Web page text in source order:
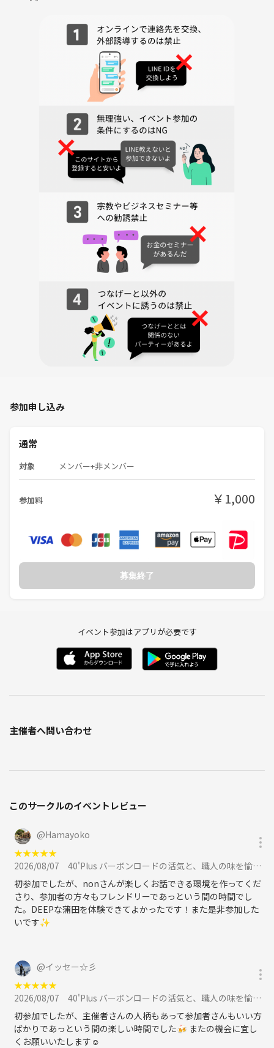
混雑状況を見ながら、皆さんで相談して決めましょう♪
参考までに、気になるお店をいくつかピックアップしてみました
【浅草うなな】うなぎのおにぎり
【フリッツ・ブルージュ】フリッツ
【菊水堂】いちごカステラ串
【浅草ちょうちんもなか】アイスもなか
【浅草蛸たこ×ころも兄弟】たこせん
【浅草製作所】天ぷらチップス
【寿清庵】抹茶ティラミスのクレープ
【浅草花月堂】ジャンボめろんぱん
【豊福】黒毛和牛カレーパン
【明治屋】ミンチカツ
【もちにゃん焼き】もちもちベビーカステラ
シンプルに感じられるかもしれませんが、それでも見た目はきちんとし
ていて、着てみれば十分楽しめます。気軽に雰囲気を味わいたい方には
浅草は混雑が予想されます。
それでも楽しめそう！と思った方はぜひご一緒しましょう♪
VASARAでは、雨の日も安心して観光が楽しめる「雨の日キャンペー
ン」を実施中です。
2.草履専用カバー無料貸し出し
＜雨傘無料貸し出し＞
おしゃれな和風の雨傘を無料で貸し出します。普段あまり手にすること
のない和風の傘を楽しみましょう。ただし、傘の本数には限りがありま
すので、好みの傘を選びたい方は、早めのご利用をおすすめします。
草履や足袋が濡れることを防いでくれるので、雨の日でも気持ち良く観
光が楽しめます。
＜安心パックで着物の汚れを保障＞
安心パックは500円（税込550円）で食べこぼしや雨汚れ、破損などの
修理費用を最大5万円まで保障してくれるサービスです。食べこぼしや
10月28日まで：キャンセル可能（キャンセル料なし）
10月29日以降：お店と交渉しますが、交渉次第では、ご予約料金の10
他の方がキャンセル枠に申し込まれたらキャンセル料は発生しません。
もしご都合が合わなくなった場合は、早めにご連絡いただけると助かり
ます✨
参加申し込み
通常
対象 メンバー+非メンバー
参加料 ￥1,000
募集終了
イベント参加はアプリが必要です
主催者へ問い合わせ
このサークルのイベントレビュー
@Hamayoko
★★★★★
2026/08/07
40'Plus バーボンロードの活気と、職人の味を愉しむ夜に参加
初参加でしたが、nonさんが楽しくお話できる環境を作ってくだ
さり、参加者の方々もフレンドリーであっという間の時間でし
た。DEEPな蒲田を体験できてよかったです！また是非参加した
いです✨
@イッセー☆彡
★★★★★
2026/08/07
40'Plus バーボンロードの活気と、職人の味を愉しむ夜に参加
初参加でしたが、主催者さんの人柄もあって参加者さんもいい方
ばかりであっという間の楽しい時間でした🍻 またの機会に宜し
くお願いいたします☺️